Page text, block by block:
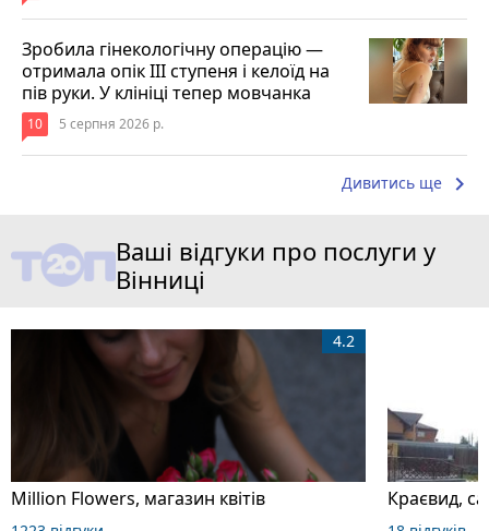
Зробила гінекологічну операцію —
отримала опік ІІІ ступеня і келоїд на
пів руки. У клініці тепер мовчанка
10 5 серпня 2026 р.
Дивитись ще keyboard_arrow_right
Ваші відгуки про послуги у
Вінниці
Million Flowers, магазин квітів
4.2
Краєвид,